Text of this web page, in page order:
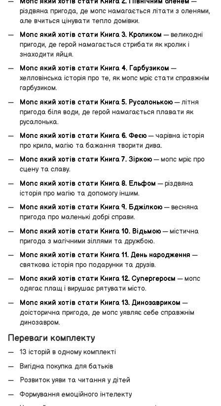
різдвяна пригода, де мопс намагається літати з оленями,
але вчиться цінувати тепло домівки.
Мопс який хотів стати Книга 3. Кроликом — великодні
пригоди, де герой намагається стрибати як кролик і
знаходити яйця.
Мопс який хотів стати Книга 4. Гарбузиком —
хелловінська історія про те, як мопс мріє стати справжнім
гарбузиком.
Мопс який хотів стати Книга 5. Русалонькою— літня
пригода біля води, де герой намагається плавати як
русалонька.
Мопс який хотів стати Книга 6. Феєю— чарівна історія
про крила, магію та бажання творити дива.
Мопс який хотів стати Книга 7. Зіркою— мопс мріє про
сцену та славу.
Мопс який хотів стати Книга 8. Ельфом — різдвяна
історія про магію та допомогу іншим.
Мопс який хотів стати Книга 9. Бджілкою— весняна
пригода про маленькі добрі справи.
Мопс який хотів стати Книга 10. Відьмою— містична
пригода з магічними зіллями та дружбою.
Мопс який хотів стати Книга 11. День народження —
святкова історія про подарунки та друзів.
Мопс який хотів стати Книга 12. Супергероєм — мопс
одягає плащ і вирушає рятувати місто.
Мопс який хотів стати Книга 13. Динозавриком —
доісторична пригода, де мопс уявляє себе справжнім
динозавром.
Переваги комплекту
13 історій в одному комплекті
Вигідна покупка для батьків
Розвиток уяви та читання у дітей
Формування емоційного інтелекту